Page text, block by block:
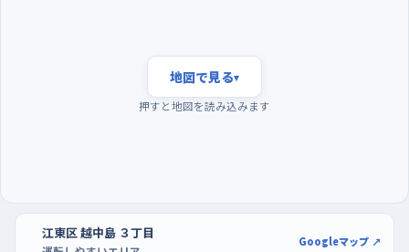
練習の時間帯は、朝の通勤通学がいっせいに動く時間を外すの
が一番です。同じ道でも、夜に近い時間帯なら車も人もぐっと減っ
が向いています。区画がはっきり引かれていて通路にも幅がある
地図で見る▾
押すと地図を読み込みます
江東区 越中島 ３丁目 Googleマップ ↗